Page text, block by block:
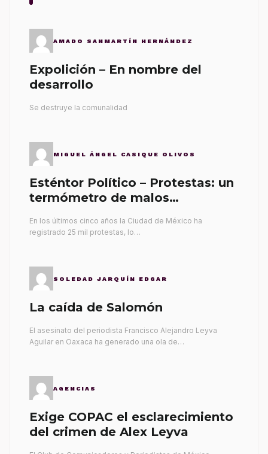
AMADO SANMARTÍN HERNÁNDEZ
Expolición – En nombre del
desarrollo
Se destruye la comunalidad
MIGUEL ÁNGEL CASIQUE OLIVOS
Esténtor Político – Protestas: un
termómetro de malos
En los últimos cinco años la Ciudad de México ha
registrado 25 mil protestas, lo…
SOLEDAD JARQUÍN EDGAR
La caída de Salomón
El asesinato del periodista Francisco Alejandro Leyva
Aguilar en Oaxaca ha generado una ola de…
AGENCIAS
Exige COPAC el esclarecimiento
del crimen de Alex Leyva